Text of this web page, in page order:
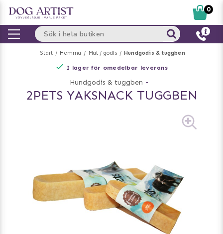
Start Hemma Mat / godis Hundgodis & tuggben
I lager för omedelbar leverans
Hundgodis & tuggben -
2PETS YAKSNACK TUGGBEN
0